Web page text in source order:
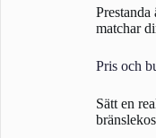
matchar
Pris och
Sätt en